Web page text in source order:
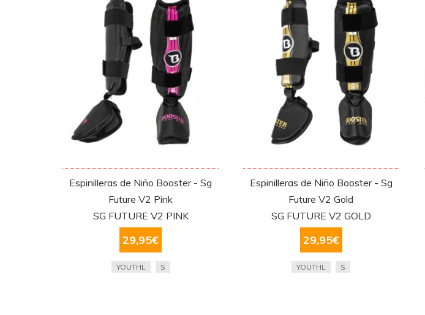
Espinilleras de Niño Booster - Sg
Future V2 Pink
SG FUTURE V2 PINK
29,95€
YOUTHL S
Espinilleras de Niño Booster - Sg
Future V2 Gold
SG FUTURE V2 GOLD
29,95€
YOUTHL S